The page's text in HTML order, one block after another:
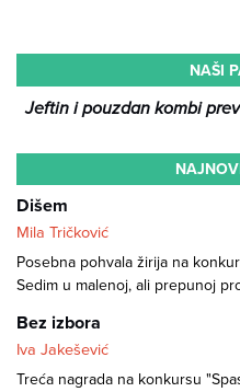
NAŠI
Jeftin i pouzdan kombi
Dišem
Mila Tričković
Posebna pohvala žirija na
Sedim u malenoj, ali prepunoj
Bez izbora
Iva Jakešević
Treća nagrada na konkursu